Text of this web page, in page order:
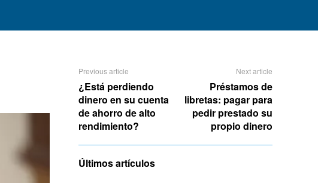
Previous article
¿Está perdiendo
dinero en su cuenta
de ahorro de alto
rendimiento?
Next article
Préstamos de
libretas: pagar para
pedir prestado su
propio dinero
Últimos artículos